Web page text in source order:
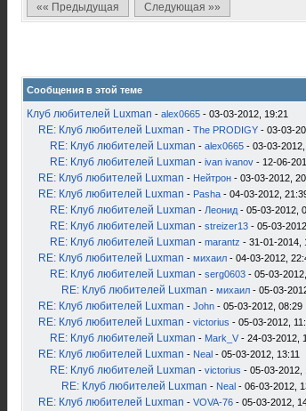
«« Предыдущая Следующая »»
Сообщения в этой теме
Клуб любителей Luxman - alex0665 - 03-03-2012, 19:21
RE: Клуб любителей Luxman - The PRODIGY - 03-03-
RE: Клуб любителей Luxman - alex0665 - 03-03-2012,
RE: Клуб любителей Luxman - ivan ivanov - 12-06-
RE: Клуб любителей Luxman - Нейтрон - 03-03-2012,
RE: Клуб любителей Luxman - Pasha - 04-03-2012,
RE: Клуб любителей Luxman - Леонид - 05-03-2012,
RE: Клуб любителей Luxman - streizer13 - 05-03-
RE: Клуб любителей Luxman - marantz - 31-01-2014,
RE: Клуб любителей Luxman - михаил - 04-03-2012,
RE: Клуб любителей Luxman - serg0603 - 05-03-
RE: Клуб любителей Luxman - михаил - 05-03-
RE: Клуб любителей Luxman - John - 05-03-2012, 08:29
RE: Клуб любителей Luxman - victorius - 05-03-2012,
RE: Клуб любителей Luxman - Mark_V - 24-03-2012,
RE: Клуб любителей Luxman - Neal - 05-03-2012, 13:11
RE: Клуб любителей Luxman - victorius - 05-03-2012,
RE: Клуб любителей Luxman - Neal - 06-03-2012,
RE: Клуб любителей Luxman - VOVA-76 - 05-03-2012,